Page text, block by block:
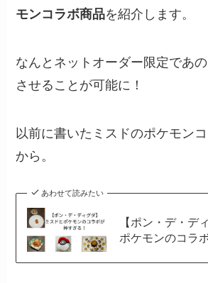
モンコラボ商品を紹介します。
なんとネットオーダー限定であ
させることが可能に！
以前に書いたミスドのポケモン
から。
あわせて読みたい
【ポン・デ・デ
ポケモンのコラ